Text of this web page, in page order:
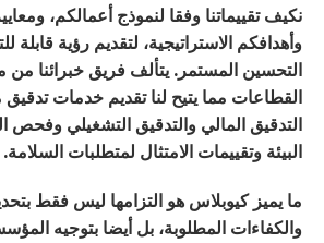
نكيف تقييماتنا وفقا لنموذج أعمالكم،
وأهدافكم الاستراتيجية، لتقديم رؤية
التحسين المستمر. يتألف فريق خبرائنا
القطاعات مما يتيح لنا تقديم خدمات
التدقيق المالي والتدقيق التشغيلي وفحص
البيئة وتقييمات الامتثال لمتطلبات السلامة.
ما يميز كيوبلاس هو التزامها ليس فقط
والكفاءات المطلوبة، بل أيضا بتوجيه